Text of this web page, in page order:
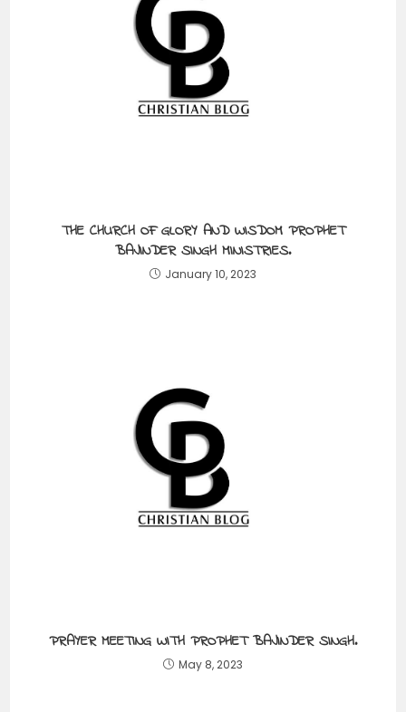
THE CHURCH OF GLORY AND WISDOM PROPHET
BAJINDER SINGH MINISTRIES.
January 10, 2023
PRAYER MEETING WITH PROPHET BAJINDER SINGH.
May 8, 2023